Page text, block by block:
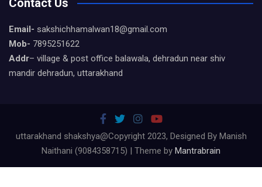
Contact Us
Email- sakshichhamalwan18@gmail.com
Mob- 7895251622
Addr– village & post office balawala, dehradun near shiv
mandir dehradun, uttarakhand
uttarakhand shakshya@Copyright 2023, Designed By Manish
Naithani (9084358715) | Theme by Mantrabrain